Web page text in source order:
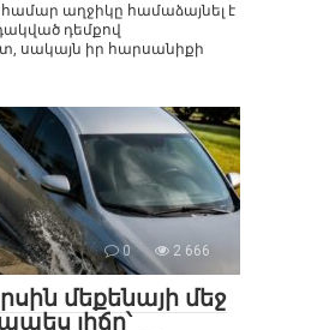
աղջիկը համաձայնել է
դեմքով
սակայն իր հարսանիքի
0 2 666
մեքենայի մեջ
լիճը՝